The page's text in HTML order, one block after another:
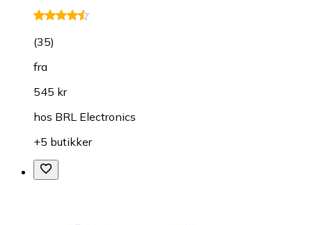
(35)
fra
545 kr
hos BRL Electronics
+5 butikker